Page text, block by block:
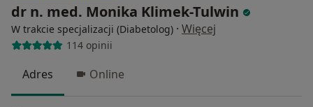
dr n. med. Monika Klimek-Tulwin
W trakcie specjalizacji (Diabetolog) · Więcej
114 opinii
Adres Online